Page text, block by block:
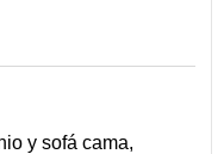
y sofá cama,